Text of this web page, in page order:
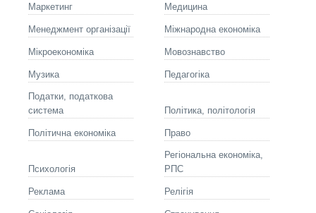
Маркетинг Медицина
Менеджмент організації Міжнародна економіка
Мікроекономіка Мовознавство
Музика Педагогіка
Податки, податкова
система
Політика, політологія
Політична економіка Право
Психологія
Регіональна економіка,
РПС
Реклама Релігія